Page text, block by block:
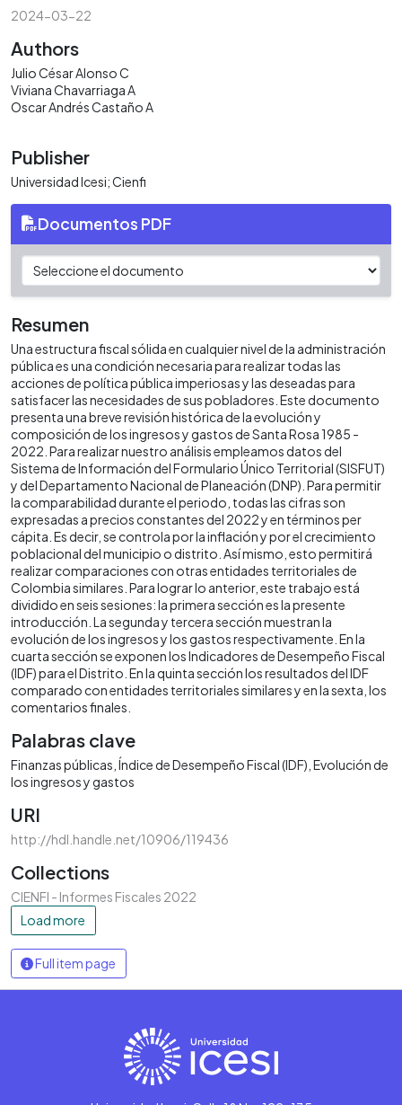
2024-03-22
Authors
Julio César Alonso C
Viviana Chavarriaga A
Oscar Andrés Castaño A
Publisher
Universidad Icesi; Cienfi
Documentos PDF
Resumen
Una estructura fiscal sólida en cualquier nivel de la administración
pública es una condición necesaria para realizar todas las
acciones de política pública imperiosas y las deseadas para
satisfacer las necesidades de sus pobladores. Este documento
presenta una breve revisión histórica de la evolución y
composición de los ingresos y gastos de Santa Rosa 1985 -
2022. Para realizar nuestro análisis empleamos datos del
Sistema de Información del Formulario Único Territorial (SISFUT)
y del Departamento Nacional de Planeación (DNP). Para permitir
la comparabilidad durante el periodo, todas las cifras son
expresadas a precios constantes del 2022 y en términos per
cápita. Es decir, se controla por la inflación y por el crecimiento
poblacional del municipio o distrito. Así mismo, esto permitirá
realizar comparaciones con otras entidades territoriales de
Colombia similares. Para lograr lo anterior, este trabajo está
dividido en seis sesiones: la primera sección es la presente
introducción. La segunda y tercera sección muestran la
evolución de los ingresos y los gastos respectivamente. En la
cuarta sección se exponen los Indicadores de Desempeño Fiscal
(IDF) para el Distrito. En la quinta sección los resultados del IDF
comparado con entidades territoriales similares y en la sexta, los
comentarios finales.
Palabras clave
Finanzas públicas Índice de Desempeño Fiscal (IDF) Evolución de
los ingresos y gastos
URI
http://hdl.handle.net/10906/119436
Collections
CIENFI - Informes Fiscales 2022
Load more
Full item page